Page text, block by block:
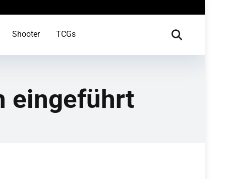
Shooter TCGs
eingeführt